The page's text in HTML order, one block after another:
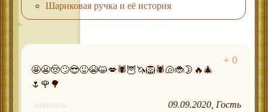
Шариковая ручка и её история
🤩😬🤠🙄😎😜😭😺💋🕷🦉🦄🦁🕷🐚🐞🌛🔥🎄
🌷🌹🌳
ответить 09.09.2020 Гость